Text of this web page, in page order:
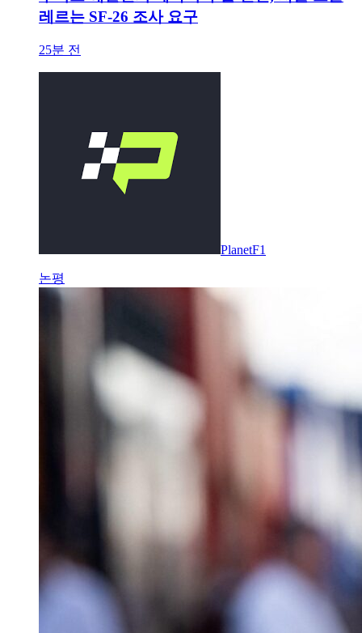
레르는 SF-26 조사 요구
25분 전
PlanetF1
논평